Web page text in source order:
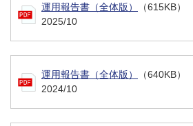
運用報告書（全体版）
（615KB）
2025/10
運用報告書（全体版）
（640KB）
2024/10